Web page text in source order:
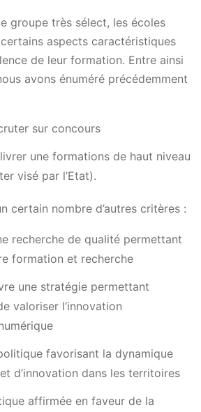
groupe très sélect, les écoles
aspects caractéristiques
de leur formation. Entre ainsi
avons énuméré précédemment
sur concours
une formations de haut niveau
visé par l’Etat).
certain nombre d’autres critères :
recherche de qualité permettant
formation et recherche
une stratégie permettant
valoriser l’innovation
favorisant la dynamique
d’innovation dans les territoires
affirmée en faveur de la